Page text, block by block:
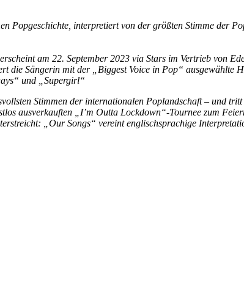
Popgeschichte, interpretiert von der größten Stimme der
am 22. September 2023 via Stars im Vertrieb von
die Sängerin mit der „Biggest Voice in Pop“
und „Supergirl“
Stimmen der internationalen Poplandschaft – und
ausverkauften „I’m Outta Lockdown“-Tournee zum
„Our Songs“ vereint englischsprachige